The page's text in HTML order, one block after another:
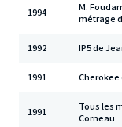
1994
M.
métrage
1992 IP5 de
1991 Cherokee
1991
Tous les
Corneau